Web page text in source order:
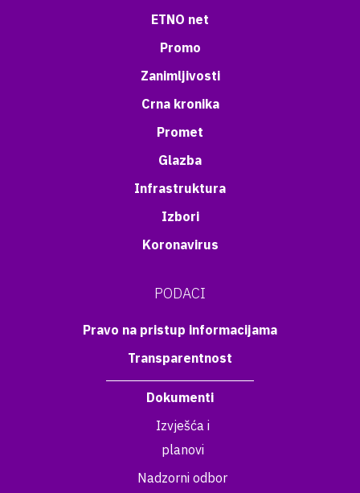
ETNO net
Promo
Zanimljivosti
Crna kronika
Promet
Glazba
Infrastruktura
Izbori
Koronavirus
PODACI
Pravo na pristup informacijama
Transparentnost
Dokumenti
Izvješća i
planovi
Nadzorni odbor